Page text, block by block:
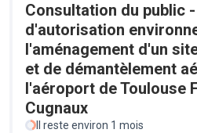
Consultation du public
d'autorisation
l'aménagement d'un
et de démantèlement
l'aéroport de Toulouse
Cugnaux
Il reste environ 1 mois